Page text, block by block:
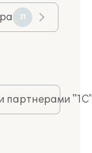
31
партнерами